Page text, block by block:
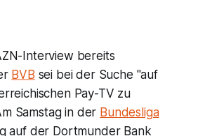
Interview bereits
BVB sei bei der Suche "auf
Pay-TV zu
Samstag in der Bundesliga
auf der Dortmunder Bank